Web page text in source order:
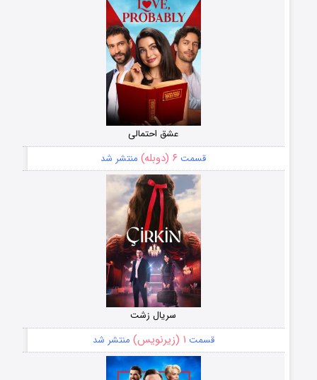
عشق احتمالی
قسمت ۶ (دوبله) منتشر شد
سریال زشت
قسمت ۱ (زیرنویس) منتشر شد